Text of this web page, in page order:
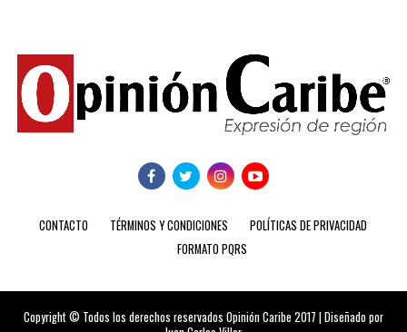
CONTACTO TÉRMINOS Y CONDICIONES
POLÍTICAS DE PRIVACIDAD
FORMATO PQRS
Copyright © Todos los derechos reservados Opinión Caribe 2017 | Diseñado por